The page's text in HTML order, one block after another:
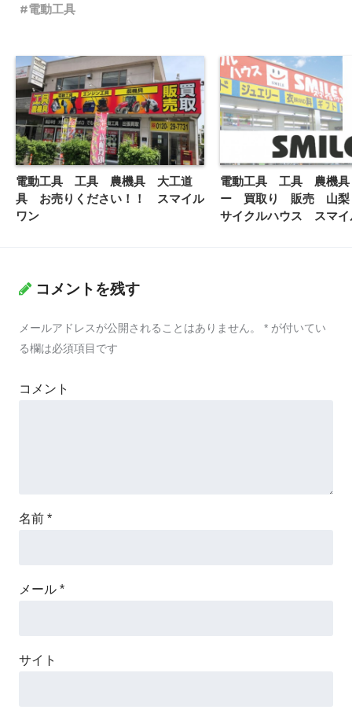
電動工具
電動工具 工具 農機具 大工道
具 お売りください！！ スマイル
ワン
電動工具 工具 農機
ー 買取り 販売 山
サイクルハウス スマイ
コメントを残す
メールアドレスが公開されることはありません。 * が付いてい
る欄は必須項目です
コメント
名前 *
メール *
サイト